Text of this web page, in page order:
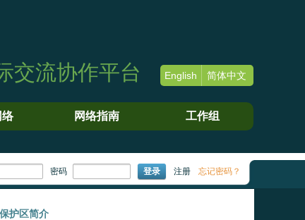
密码 登录 注册 忘记密码？
交流协作平台
English 简体中文
络 网络指南 工作组
护区简介